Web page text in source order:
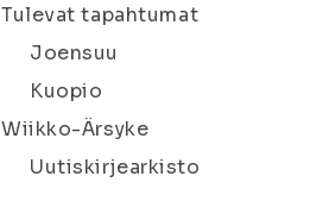
Tulevat tapahtumat
Joensuu
Kuopio
Wiikko-Ärsyke
Uutiskirjearkisto